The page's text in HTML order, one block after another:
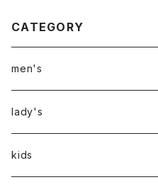
CATEGORY
men's
アウター
トップス
lady's
アウター
kids